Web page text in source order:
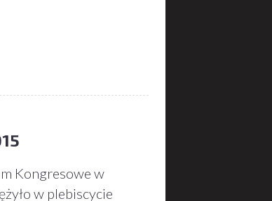
Kongresowe w
w plebiscycie